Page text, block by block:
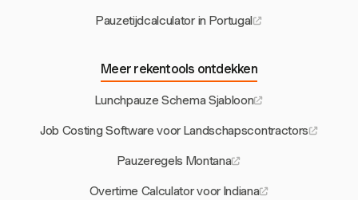
Pauzetijdcalculator in Portugal
Meer rekentools ontdekken
Lunchpauze Schema Sjabloon
Job Costing Software voor Landschapscontractors
Pauzeregels Montana
Overtime Calculator voor Indiana